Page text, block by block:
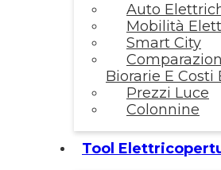
Auto
Mobilità
Smart City
Biorarie E Costi
Prezzi Luce
Colonnine
Tool